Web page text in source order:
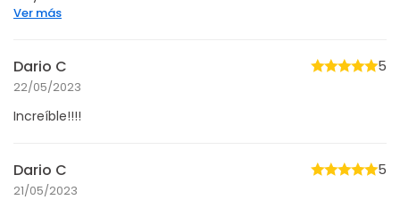
Ver más
Dario C
22/05/2023
5
Increíble!!!!
Dario C
21/05/2023
5